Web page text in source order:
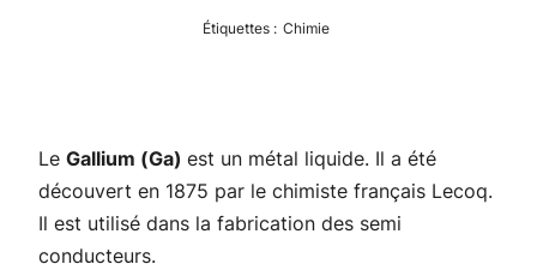
Étiquettes : Chimie
Le Gallium (Ga) est un métal liquide. Il a été
découvert en 1875 par le chimiste français Lecoq.
Il est utilisé dans la fabrication des semi
conducteurs.